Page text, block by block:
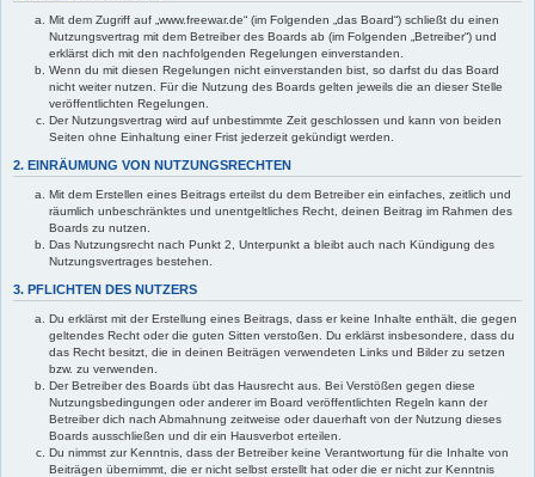
Mit dem Zugriff auf „www.freewar.de“ (im Folgenden „das Board“) schließt du einen
Nutzungsvertrag mit dem Betreiber des Boards ab (im Folgenden „Betreiber“) und
erklärst dich mit den nachfolgenden Regelungen einverstanden.
Wenn du mit diesen Regelungen nicht einverstanden bist, so darfst du das Board
nicht weiter nutzen. Für die Nutzung des Boards gelten jeweils die an dieser Stelle
veröffentlichten Regelungen.
Der Nutzungsvertrag wird auf unbestimmte Zeit geschlossen und kann von beiden
Seiten ohne Einhaltung einer Frist jederzeit gekündigt werden.
2. EINRÄUMUNG VON NUTZUNGSRECHTEN
Mit dem Erstellen eines Beitrags erteilst du dem Betreiber ein einfaches, zeitlich und
räumlich unbeschränktes und unentgeltliches Recht, deinen Beitrag im Rahmen des
Boards zu nutzen.
Das Nutzungsrecht nach Punkt 2, Unterpunkt a bleibt auch nach Kündigung des
Nutzungsvertrages bestehen.
3. PFLICHTEN DES NUTZERS
Du erklärst mit der Erstellung eines Beitrags, dass er keine Inhalte enthält, die gegen
geltendes Recht oder die guten Sitten verstoßen. Du erklärst insbesondere, dass du
das Recht besitzt, die in deinen Beiträgen verwendeten Links und Bilder zu setzen
bzw. zu verwenden.
Der Betreiber des Boards übt das Hausrecht aus. Bei Verstößen gegen diese
Nutzungsbedingungen oder anderer im Board veröffentlichten Regeln kann der
Betreiber dich nach Abmahnung zeitweise oder dauerhaft von der Nutzung dieses
Boards ausschließen und dir ein Hausverbot erteilen.
Du nimmst zur Kenntnis, dass der Betreiber keine Verantwortung für die Inhalte von
Beiträgen übernimmt, die er nicht selbst erstellt hat oder die er nicht zur Kenntnis